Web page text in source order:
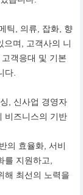
틱, 의류, 잡화, 향
으며, 고객사의 니
객응대 및 기본
다.
, 신사업 경영자
비즈니스의 기반
의 효율화, 서비
지원하고,
해 최선의 노력을